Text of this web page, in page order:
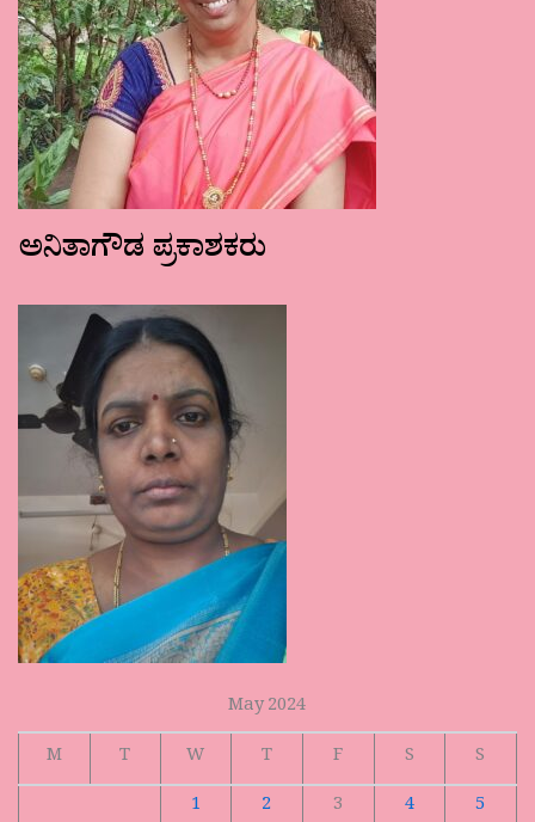
ಅನಿತಾಗೌಡ ಪ್ರಕಾಶಕರು
May 2024
M
T W T F S
S
1
2 3 4
5